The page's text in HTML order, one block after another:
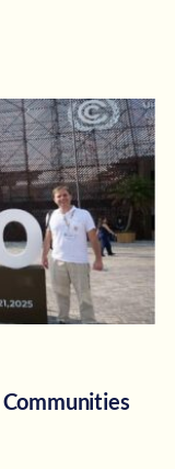
Communities